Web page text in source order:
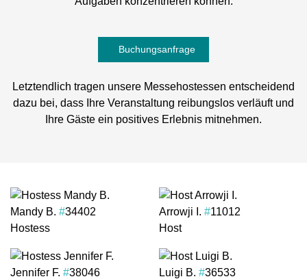
Buchungsanfrage
Letztendlich tragen unsere Messehostessen entscheidend
dazu bei, dass Ihre Veranstaltung reibungslos verläuft und
Ihre Gäste ein positives Erlebnis mitnehmen.
Mandy B. #34402
Hostess
Arrowji I. #11012
Host
Jennifer F. #38046
Luigi B. #36533